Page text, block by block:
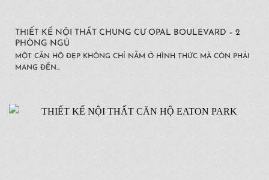
THIẾT KẾ NỘI THẤT CHUNG CƯ OPAL BOULEVARD – 2
PHÒNG NGỦ
MỘT CĂN HỘ ĐẸP KHÔNG CHỈ NẰM Ở HÌNH THỨC MÀ CÒN PHẢI
MANG ĐẾN...